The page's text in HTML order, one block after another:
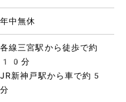
年中無休
各線三宮駅から徒歩で約
10分
JR新神戸駅から車で約5
分